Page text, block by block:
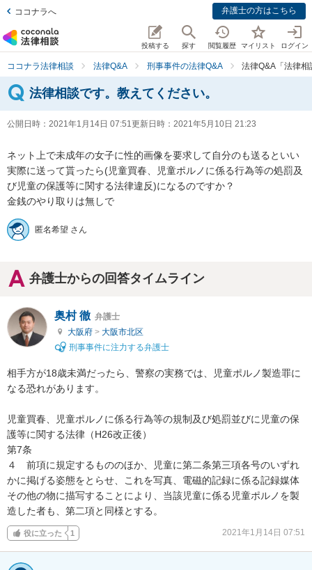
ココナラへ 弁護士の方はこちら
投稿する 探す 閲覧履歴 マイリスト ログイン
ココナラ法律相談 法律Q&A 刑事事件の法律Q&A 法律Q&A「法律
法律相談です。教えてください。
公開日時： 2021年1月14日 07:51更新日時： 2021年5月10日 21:23
ネット上で未成年の女子に性的画像を要求して自分のも送るといい
実際に送って貰ったら(児童買春、児童ポルノに係る行為等の処罰及
び児童の保護等に関する法律違反)になるのですか？
金銭のやり取りは無しで
匿名希望 さん
弁護士からの回答タイムライン
奥村 徹 弁護士
大阪府 > 大阪市北区
刑事事件に注力する弁護士
相手方が18歳未満だったら、警察の実務では、児童ポルノ製造罪に
なる恐れがあります。
児童買春、児童ポルノに係る行為等の規制及び処罰並びに児童の保
護等に関する法律（H26改正後）
第7条
４　前項に規定するもののほか、児童に第二条第三項各号のいずれ
かに掲げる姿態をとらせ、これを写真、電磁的記録に係る記録媒体
その他の物に描写することにより、当該児童に係る児童ポルノを製
造した者も、第二項と同様とする。
役に立った 1 2021年1月14日 07:51